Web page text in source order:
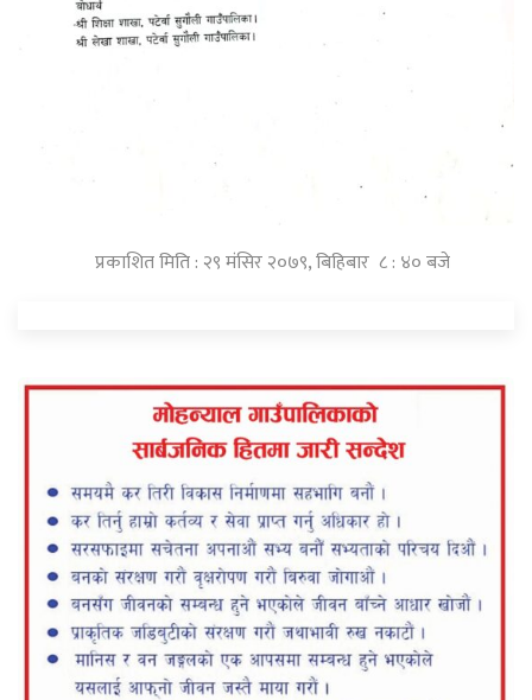
प्रकाशित मिति : २९ मंसिर २०७९, बिहिबार ८ : ४० बजे